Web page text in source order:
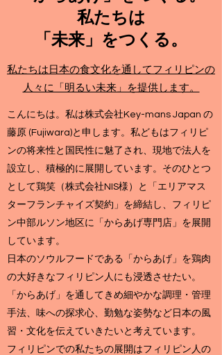
私たちは
「未来」をつくる。
私たちは日本の食文化を通してフィリピンの
人々に「明るい未来」を提供します。
こんにちは。私は株式会社Key-mans Japan の
藤原 (Fujiwara)と申します。私どもはフィリピ
ンの将来性と国民性に魅了され、現地で法人を
設立し、積極的に展開しています。そのひとつ
として鶏笑（株式会社NIS様）と「エリアマス
ターフランチャイズ契約」を締結し、フィリピ
ン中部ルソン地区に「からあげ専門店」を展開
しています。
日本のソウルフードである「からあげ」を鶏肉
の大好きなフィリピン人にも浸透させたい。
「からあげ」を通してきめ細やかな調理・管理
手法、味への探求心、勤勉な姿勢など日本の風
習・文化を伝えていきたいと考えています。
フィリピンでの私たちの展開はフィリピン人の